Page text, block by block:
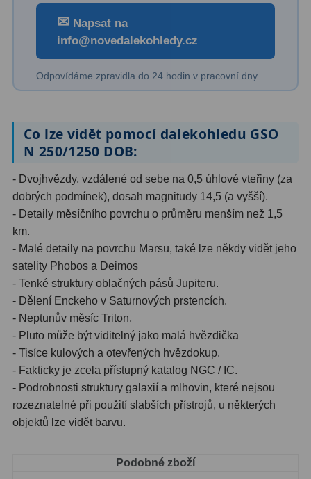
Školní a studentské 14
33
Kapesní10
Příslušenství mikroskopů16
Kamery
Preparáty2
Sklíčka
Mikroskopicke sady 3
Meteostanice52
Domácí21
Pokročilé5
Profesionální 9
Čidla2
✉ Napsat na
info@novedalekohledy.cz
Odpovídáme zpravidla do 24 hodin v pracovní dny.
Co lze vidět pomocí dalekohledu GSO
N 250/1250 DOB:
- Dvojhvězdy, vzdálené od sebe na 0,5 úhlové vteřiny (za
dobrých podmínek), dosah magnitudy 14,5 (a vyšší).
- Detaily měsíčního povrchu o průměru menším než 1,5
km.
- Malé detaily na povrchu Marsu, také lze někdy vidět jeho
satelity Phobos a Deimos
- Tenké struktury oblačných pásů Jupiteru.
- Dělení Enckeho v Saturnových prstencích.
- Neptunův měsíc Triton,
- Pluto může být viditelný jako malá hvězdička
- Tisíce kulových a otevřených hvězdokup.
- Fakticky je zcela přístupný katalog NGC / IC.
- Podrobnosti struktury galaxií a mlhovin, které nejsou
rozeznatelné při použití slabších přístrojů, u některých
objektů lze vidět barvu.
Podobné zboží